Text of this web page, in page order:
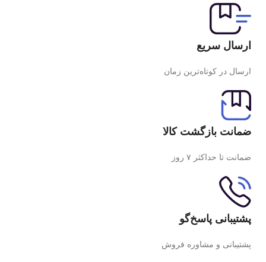
ارسال سریع
ارسال در کوتاه‌ترین زمان
ضمانت بازگشت کالا
ضمانت تا حداکثر ۷ روز
پشتیبانی پاسخ‌گو
پشتیبانی و مشاوره فروش